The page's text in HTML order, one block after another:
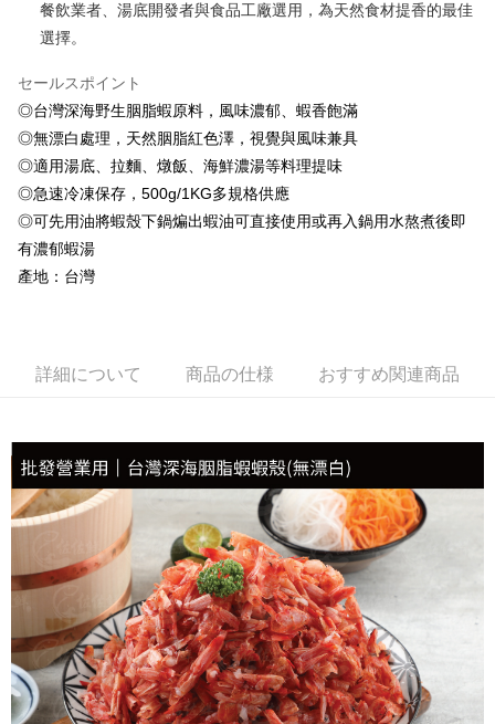
玉山商業銀行
星展(台湾)商業銀行
台新國際商業銀行
元大商業銀行
永豐商業銀行
玉山商業銀行
台湾楽天クレジットカード会社
ATM払い
配送方法
冷凍7-11取貨(快速到店，到貨後4天內需取貨)
配送毎にNT$150、NT$999以上で送料無料
冷凍宅配-抗凍紙箱裝(可備註改保麗龍箱)
配送毎にNT$150、NT$999以上で送料無料
餐飲業者、湯底開發者與食品工廠選用，為天然食材提香的最佳
選擇。
セールスポイント
◎台灣深海野生胭脂蝦原料，風味濃郁、蝦香飽滿
◎無漂白處理，天然胭脂紅色澤，視覺與風味兼具
◎適用湯底、拉麵、燉飯、海鮮濃湯等料理提味
◎急速冷凍保存，500g/1KG多規格供應
◎可先用油將蝦殼下鍋煸出蝦油可直接使用或再入鍋用水熬煮後即
有濃郁蝦湯
產地：台灣
詳細について 商品の仕様 おすすめ関連商品